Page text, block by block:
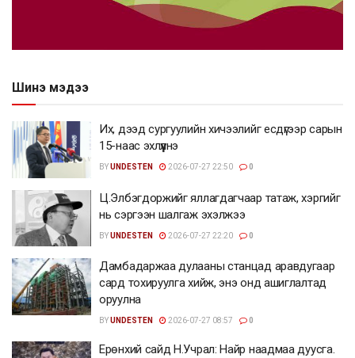
Шинэ мэдээ
Их, дээд сургуулийн хичээлийг есдүгээр сарын
15-наас эхлүүлнэ
BYUNDESTEN 2026-07-27 22:50 0
Ц.Элбэгдоржийг яллагдагчаар татаж, хэргийг
нь сэргээн шалгаж эхэлжээ
BYUNDESTEN 2026-07-27 22:20 0
Дамбадаржаа дулааны станцад аравдугаар
сард тохируулга хийж, энэ онд ашиглалтад
оруулна
BYUNDESTEN 2026-07-27 08:57 0
Ерөнхий сайд Н.Учрал: Найр наадмаа дуусга.